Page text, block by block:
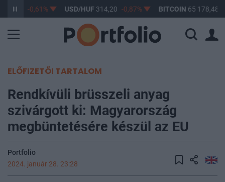
363,17 -0,61% USD/HUF314,20 -0,87% BITCOIN65 178,48
ELŐFIZETŐI TARTALOM
Rendkívüli brüsszeli anyag
szivárgott ki: Magyarország
megbüntetésére készül az EU
Portfolio
2024. január 28. 23:28